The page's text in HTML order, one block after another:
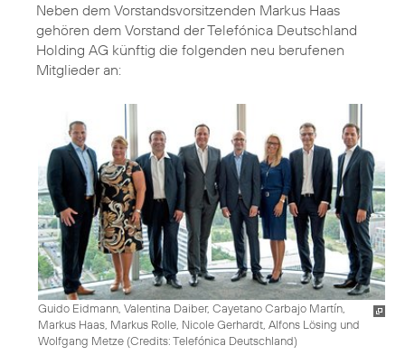
Neben dem Vorstandsvorsitzenden Markus Haas
gehören dem Vorstand der Telefónica Deutschland
Holding AG künftig die folgenden neu berufenen
Mitglieder an:
Guido Eidmann, Valentina Daiber, Cayetano Carbajo Martín,
Markus Haas, Markus Rolle, Nicole Gerhardt, Alfons Lösing und
Wolfgang Metze (Credits: Telefónica Deutschland)